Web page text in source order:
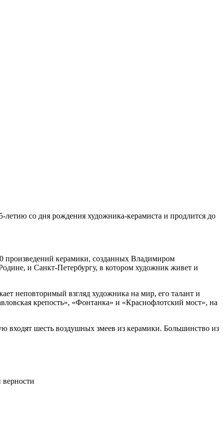
летию со дня рождения художника-керамиста и продлится до
произведений керамики, созданных Владимиром
и Санкт-Петербургу, в котором художник живет и
неповторимый взгляд художника на мир, его талант и
крепость», «Фонтанка» и «Краснофлотский мост», на
входят шесть воздушных змеев из керамики. Большинство из